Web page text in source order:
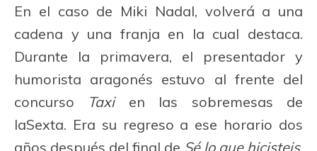
En el caso de Miki Nadal, volverá a una
cadena y una franja en la cual destaca.
Durante la primavera, el presentador y
humorista aragonés estuvo al frente del
concurso
Taxien las sobremesas de
laSexta. Era su regreso a ese horario dos
años después del final de Sé lo que hicisteis.